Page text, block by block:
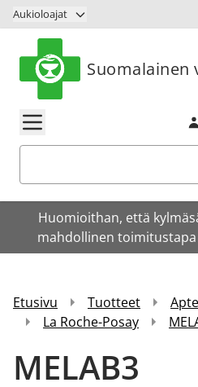
Siirry sisältöön
Aukioloajat
Suomalainen
Huomioithan, että
mahdollinen
Etusivu Tuotteet
La Roche-Posay
MELAB3